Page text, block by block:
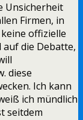
Unsicherheit
Firmen, in
offizielle
die Debatte,
diese
Ich kann
ich mündlich
seitdem